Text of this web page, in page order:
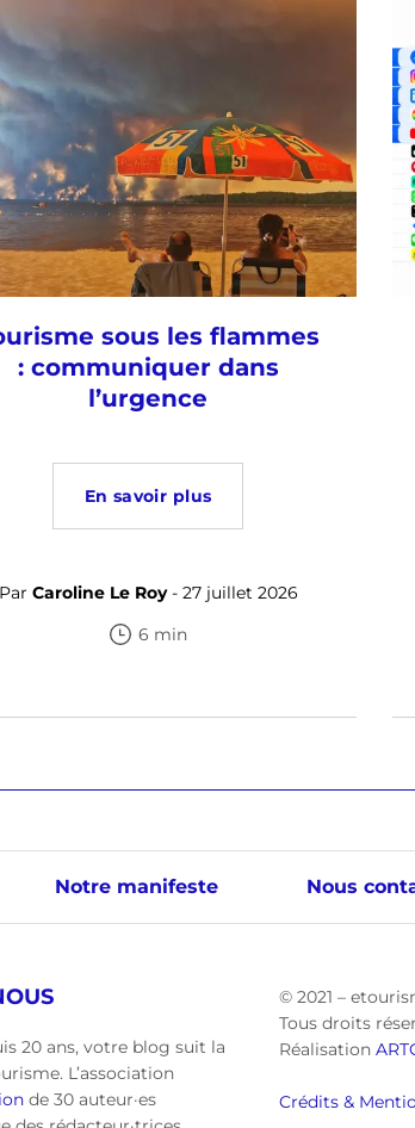
sous les flammes
: communiquer dans
l’urgence
En savoir plus
Par Caroline Le Roy- 27 juillet 2026
6 min
Notre manifeste Nous
20 ans, votre blog suit la
L’association
de 30 auteur·es
© 2021 –
Tous droits
Réalisation
Crédits &